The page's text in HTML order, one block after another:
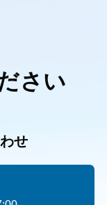
さい
せ